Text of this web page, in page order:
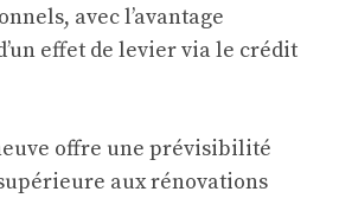
avec l’avantage
effet de levier via le crédit
offre une prévisibilité
aux rénovations